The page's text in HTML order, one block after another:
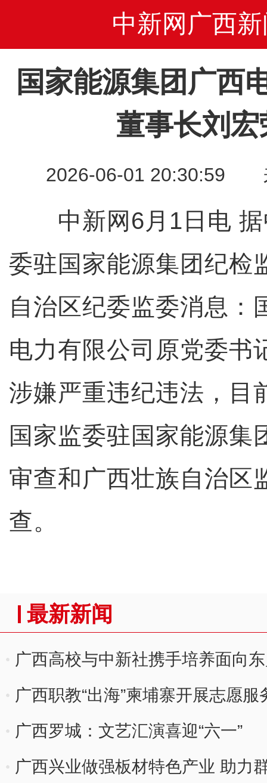
中新网广西新
国家能源集团广西
董事长刘
2026-06-01 20:30:59
中新网6月1日电 据
委驻国家能源集团纪检
自治区纪委监委消息：
电力有限公司原党委书
涉嫌严重违纪违法，目
国家监委驻国家能源集
审查和广西壮族自治区
查。
最新新闻
广西高校与中新社携手培养面向
广西职教“出海”柬埔寨开展志愿服
广西罗城：文艺汇演喜迎“六一”
广西兴业做强板材特色产业 助力